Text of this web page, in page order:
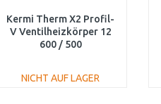
Kermi Therm X2 Profil-
V Ventilheizkörper 12
600 / 500
NICHT AUF LAGER